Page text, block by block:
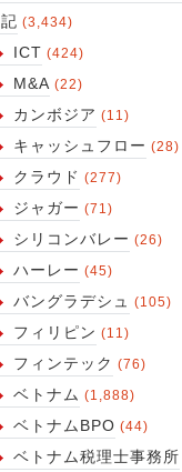
(3,434)
ICT (424)
M&A (22)
カンボジア (11)
キャッシュフロー (28)
クラウド (277)
ジャガー (71)
シリコンバレー (26)
ハーレー (45)
バングラデシュ (105)
フィリピン (11)
フィンテック (76)
ベトナム (1,888)
ベトナムBPO (44)
ベトナム税理士事務所